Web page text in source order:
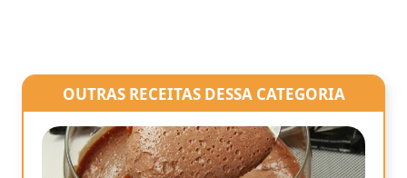
OUTRAS RECEITAS DESSA CATEGORIA